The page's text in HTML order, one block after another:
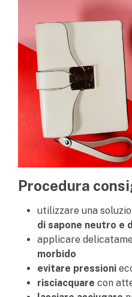
Procedura
utilizzare una
di sapone neutro e
applicare
morbido
evitare pressioni
risciacquare con